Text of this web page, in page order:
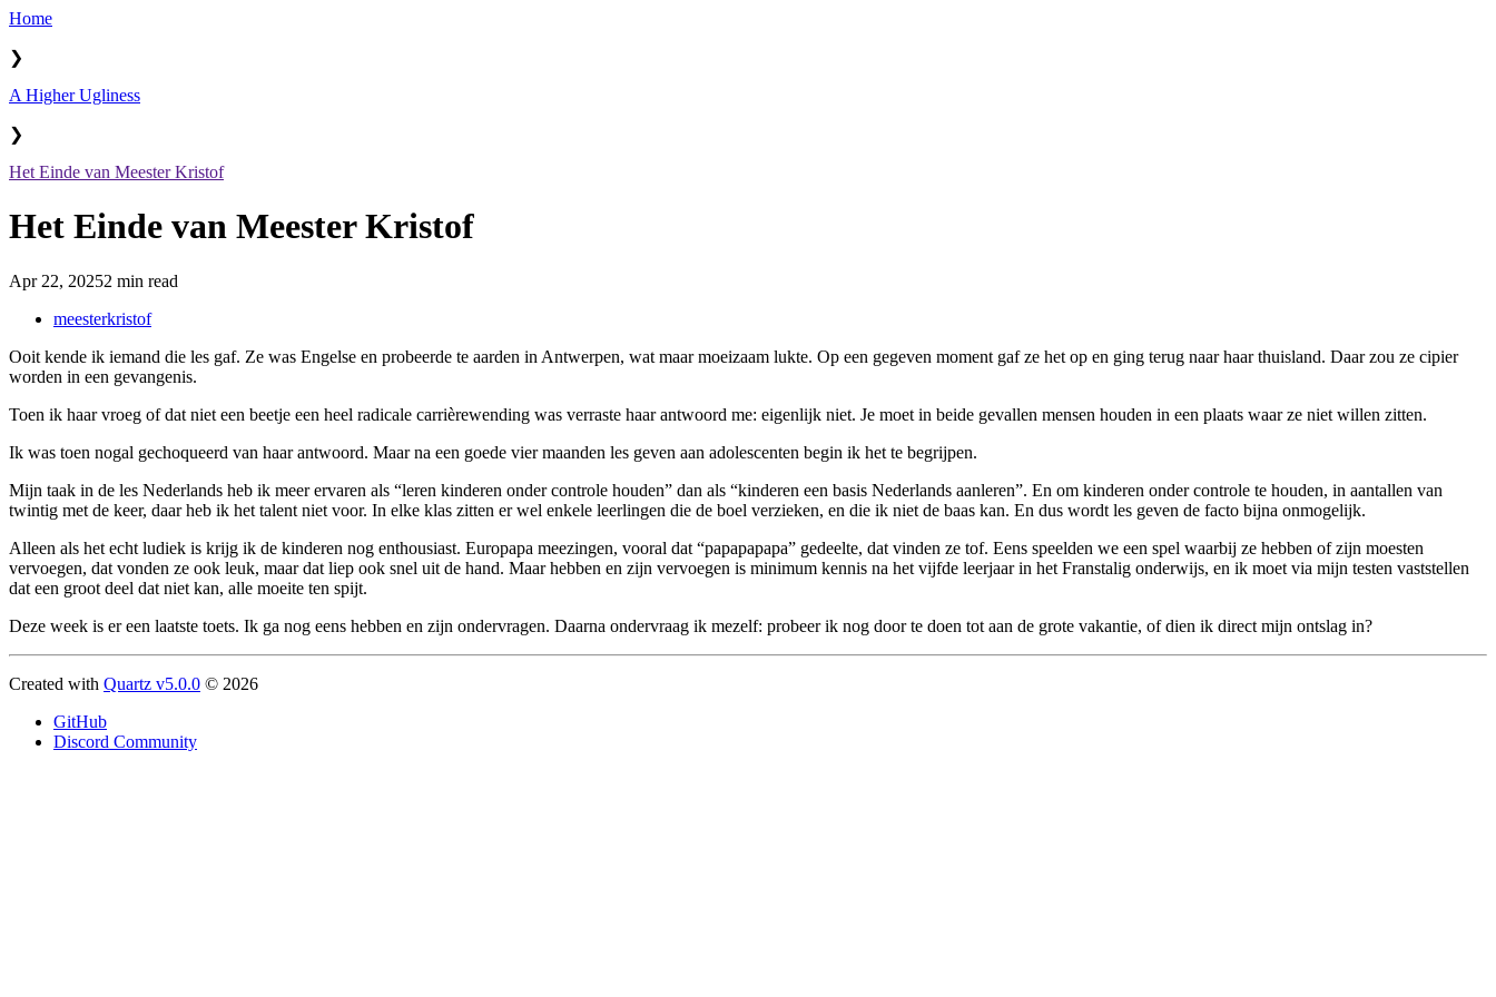
Home
❯
A Higher Ugliness
❯
Het Einde van Meester Kristof
Het Einde van Meester Kristof
Apr 22, 20252 min read
meesterkristof
Ooit kende ik iemand die les gaf. Ze was Engelse en probeerde te aarden in Antwerpen, wat maar moeizaam lukte. Op een gegeven moment gaf ze het op en ging terug naar haar thuisland. Daar zou ze cipier
worden in een gevangenis.
Toen ik haar vroeg of dat niet een beetje een heel radicale carrièrewending was verraste haar antwoord me: eigenlijk niet. Je moet in beide gevallen mensen houden in een plaats waar ze niet willen zitten.
Ik was toen nogal gechoqueerd van haar antwoord. Maar na een goede vier maanden les geven aan adolescenten begin ik het te begrijpen.
Mijn taak in de les Nederlands heb ik meer ervaren als “leren kinderen onder controle houden” dan als “kinderen een basis Nederlands aanleren”. En om kinderen onder controle te houden, in aantallen van
twintig met de keer, daar heb ik het talent niet voor. In elke klas zitten er wel enkele leerlingen die de boel verzieken, en die ik niet de baas kan. En dus wordt les geven de facto bijna onmogelijk.
Alleen als het echt ludiek is krijg ik de kinderen nog enthousiast. Europapa meezingen, vooral dat “papapapapa” gedeelte, dat vinden ze tof. Eens speelden we een spel waarbij ze hebben of zijn moesten
vervoegen, dat vonden ze ook leuk, maar dat liep ook snel uit de hand. Maar hebben en zijn vervoegen is minimum kennis na het vijfde leerjaar in het Franstalig onderwijs, en ik moet via mijn testen vaststellen
dat een groot deel dat niet kan, alle moeite ten spijt.
Deze week is er een laatste toets. Ik ga nog eens hebben en zijn ondervragen. Daarna ondervraag ik mezelf: probeer ik nog door te doen tot aan de grote vakantie, of dien ik direct mijn ontslag in?
Created with Quartz v5.0.0 © 2026
GitHub
Discord Community